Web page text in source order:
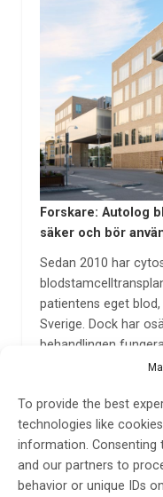
To provide the best
technologies like
information. Consenting
and our partners to
behavior or unique IDs
Forskare: Autolog
säker och bör
Sedan 2010 har
patientens eget
Sverige. Dock har
behandlingen